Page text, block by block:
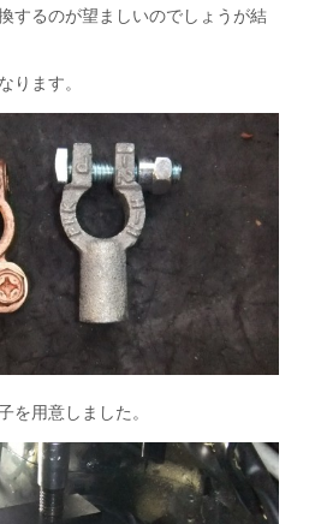
するのが望ましいのでしょうが結
ります。
を用意しました。